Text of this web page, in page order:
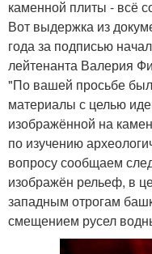
каменной плиты - всё
Вот выдержка из
года за подписью
лейтенанта Валерия
"По вашей просьбе
материалы с целью
изображённой на
по изучению
вопросу сообщаем
изображён рельеф, в
западным отрогам
смещением русел